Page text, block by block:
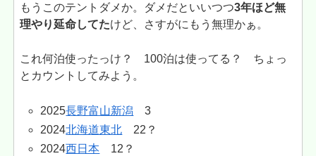
もうこのテントダメか。ダメだといいつつ3年ほど無
理やり延命してたけど、さすがにもう無理かぁ。
これ何泊使ったっけ？ 100泊は使ってる？ ちょっ
とカウントしてみよう。
2025長野富山新潟 3
2024北海道東北 22？
2024西日本 12？